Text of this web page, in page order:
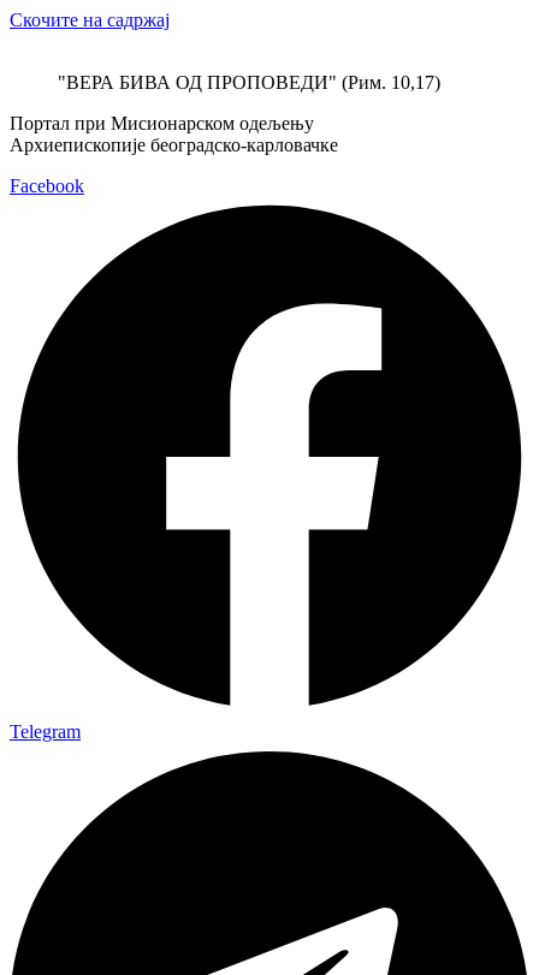
Скочите на садржај
"ВЕРА БИВА ОД ПРОПОВЕДИ" (Рим. 10,17)
Портал при Мисионарском одељењу
Архиепископије београдско-карловачке
Facebook
Telegram